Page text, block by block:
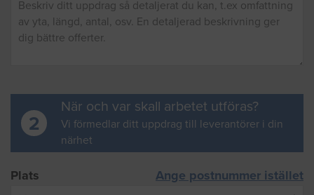
2
När och var skall arbetet utföras?
Vi förmedlar ditt uppdrag till leverantörer i din
närhet
Plats Ange postnummer istället